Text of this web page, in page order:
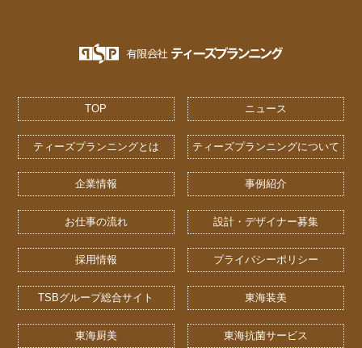
TOP ニュース
ティーズプランニングとは ティーズプランニングについて
企業情報 事例紹介
お仕事の流れ 設計・デザイナー募集
採用情報 プライバシーポリシー
TSBグループ総合サイト 東海装美
東海厨美 東海抗菌サービス